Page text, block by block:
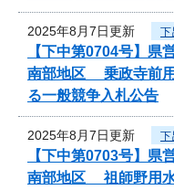
2025年8月7日更新 下
【下中第0704号】
南部地区 乗政寺前
る一般競争入札公告
2025年8月7日更新 下
【下中第0703号】
南部地区 祖師野用